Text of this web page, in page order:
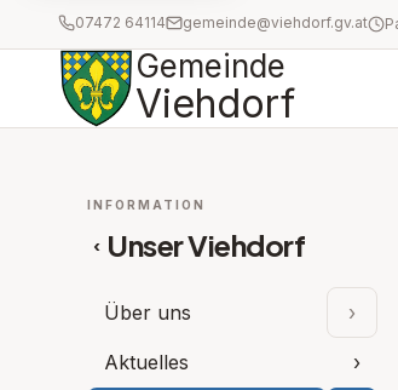
07472 64114 gemeinde@viehdorf.gv.at
Gemeinde
Viehdorf
INFORMATION
‹ Unser Viehdorf
Über uns ›
Aktuelles
›